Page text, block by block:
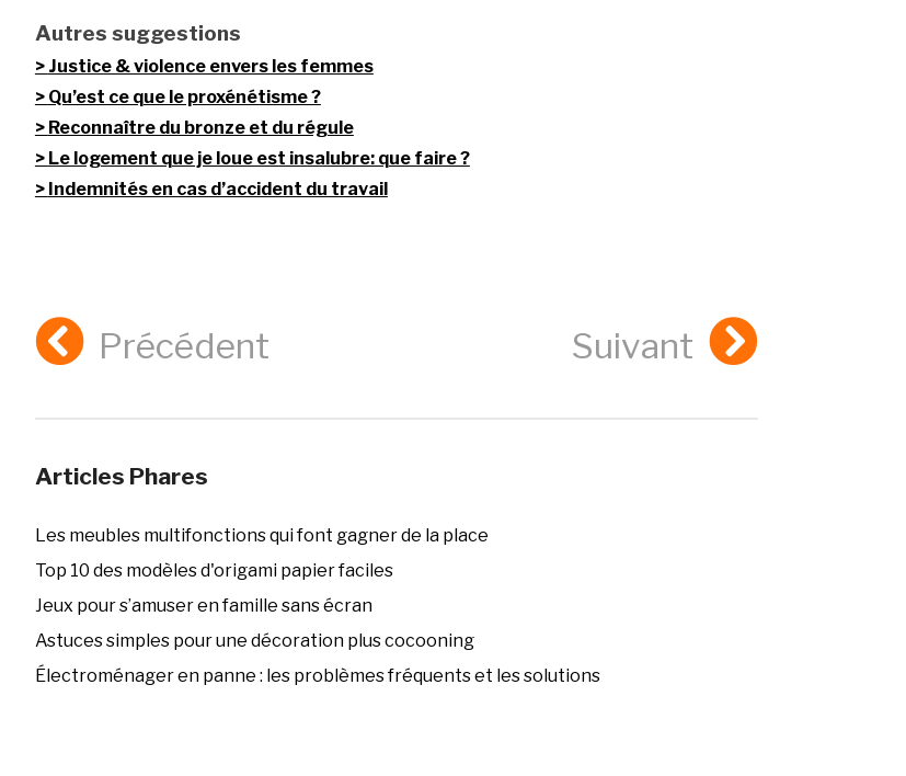
Autres suggestions
Justice & violence envers les femmes
Qu’est ce que le proxénétisme ?
Reconnaître du bronze et du régule
Le logement que je loue est insalubre: que faire ?
Indemnités en cas d’accident du travail
Précédent Suivant
Articles Phares
Les meubles multifonctions qui font gagner de la place
Top 10 des modèles d'origami papier faciles
Jeux pour s’amuser en famille sans écran
Astuces simples pour une décoration plus cocooning
Électroménager en panne : les problèmes fréquents et les solutions